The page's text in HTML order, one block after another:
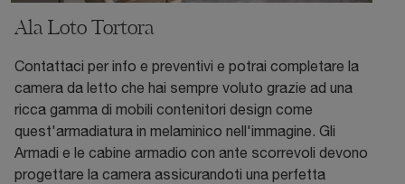
Ala Loto Tortora
Contattaci per info e preventivi e potrai completare la
camera da letto che hai sempre voluto grazie ad una
ricca gamma di mobili contenitori design come
quest'armadiatura in melaminico nell'immagine. Gli
Armadi e le cabine armadio con ante scorrevoli devono
progettare la camera assicurandoti una perfetta